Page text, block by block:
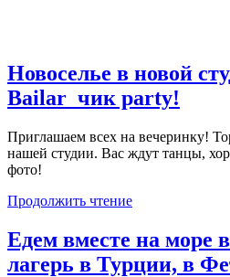
Новоселье в новой
Bailar_чик partу!
Приглашаем всех на вечеринку!
нашей студии. Вас ждут танцы,
фото!
Продолжить чтение
Едем вместе на море
лагерь в Турции, в